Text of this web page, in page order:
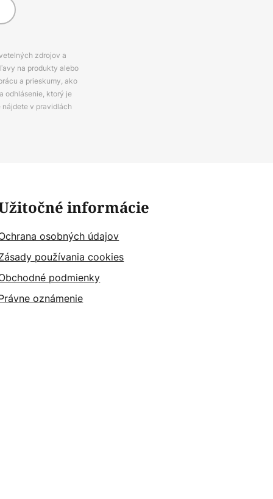
zdrojov a
na produkty alebo
a prieskumy, ako
odhlásenie, ktorý je
v pravidlách
informácie
osobných údajov
používania cookies
podmienky
oznámenie